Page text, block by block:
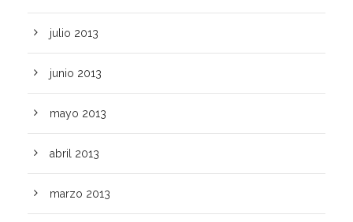
julio 2013
junio 2013
mayo 2013
abril 2013
marzo 2013